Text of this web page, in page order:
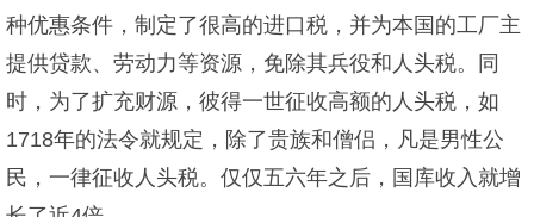
种优惠条件，制定了很高的进口税，并为本国的工厂主
提供贷款、劳动力等资源，免除其兵役和人头税。同
时，为了扩充财源，彼得一世征收高额的人头税，如
1718年的法令就规定，除了贵族和僧侣，凡是男性公
民，一律征收人头税。仅仅五六年之后，国库收入就增